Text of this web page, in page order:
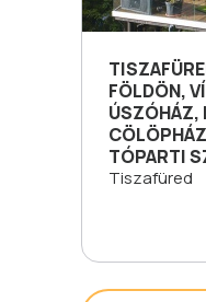
FÖLDÖN,
ÚSZÓHÁZ,
TÓPARTI
Tiszafüred